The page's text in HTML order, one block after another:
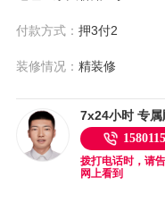
付款方式： 押3付2
装修情况： 精装修
7x24小时 专属
拨打电话时，请
网上看到